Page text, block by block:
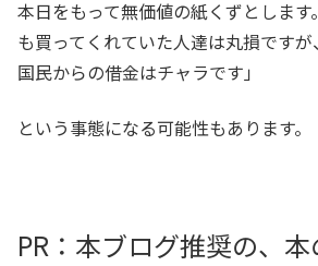
本日をもって無価値の紙くずとしま
も買ってくれていた人達は丸損ですが
国民からの借金はチャラです」
という事態になる可能性もあります。
PR：本ブログ推奨の、